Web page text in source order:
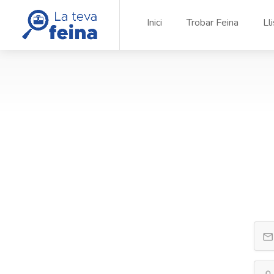
Inici Trobar Feina